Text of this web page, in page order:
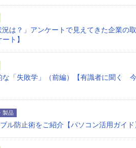
は？」アンケートで見えてきた企業の
ト】
な「失敗学」（前編）【有識者に聞く
製品
ル防止術をご紹介【パソコン活用ガイド